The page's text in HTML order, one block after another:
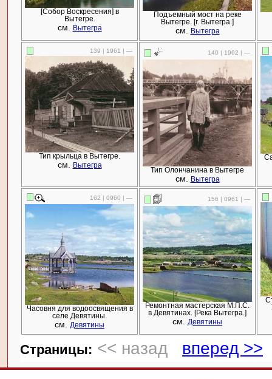
[Собор Воскресения] в
Вытегре.
см. Вытегра
Подъемный мост на реке
Вытегре. [г. Вытегра.]
см. Вытегра
139 | 1961 | —
Тип крыльца в Вытегре.
см. Вытегра
140 | 1962 | —
Тип Олончанина в Вытегре
см. Вытегра
162 | 0960 | —
Часовня для водоосвящения в
селе Девятины.
см. Девятины
156 | 0961 | —
Ремонтная мастерская М.П.С.
в Девятинах. [Река Вытегра.]
см. Девятины
Cтраницы: << назад вперед >>